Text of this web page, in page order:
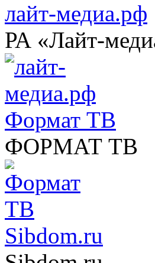
лайт-медиа.рф
РА «Лайт-
Формат ТВ
ФОРМАТ ТВ
Sibdom.ru